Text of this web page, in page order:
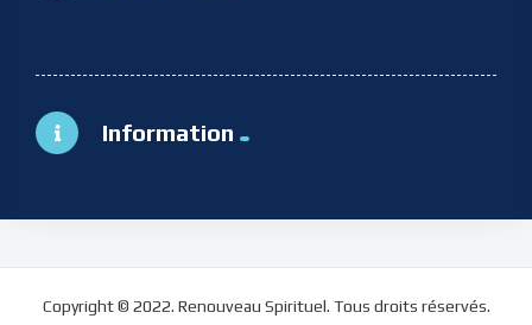
Information
Copyright © 2022. Renouveau Spirituel. Tous droits réservés.